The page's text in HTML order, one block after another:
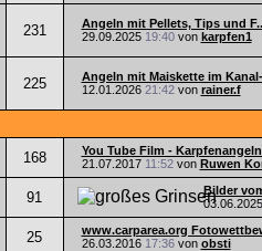
231
Angeln mit Pellets, Tips und
29.09.2025 19:40von karpfen1
225
Angeln mit Maiskette im
12.01.2026 21:42von rainer.f
168
You Tube Film -
21.07.2017 11:52von Ruwen
91
Bilder
03.06.2025
25
www.carparea.org
26.03.2016 17:36von obsti